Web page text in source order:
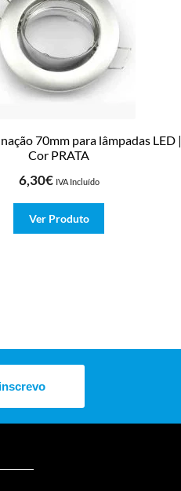
70mm para lâmpadas LED |
Cor PRATA
6,30€ IVA Incluído
Ver Produto